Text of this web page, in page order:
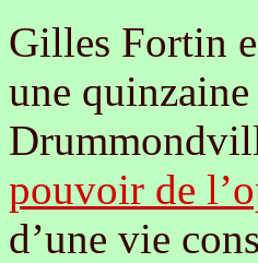
Gilles Fortin
une
pouvoir de
d’une vie